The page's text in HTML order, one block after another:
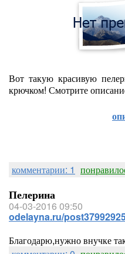
Вот такую красивую
крючком! Смотрите
комментарии: 1
Пелерина
04-03-2016 09:50
odelayna.ru/
Благодарю,нужно внучке